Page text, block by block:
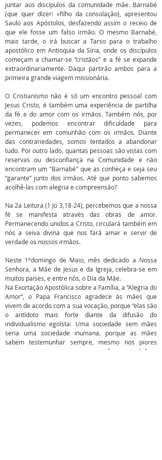
juntar aos discípulos da comunidade mãe. Barnabé
(que quer dizer: «filho da consolação), apresentou
Saulo aos Apóstolos, desfazendo assim o receio de
que ele fosse um falso irmão. O mesmo Barnabé,
mais tarde, o irá buscar a Tarso para o trabalho
apostólico em Antioquia da Síria, onde os discípulos
começam a chamar-se “cristãos” e a fé se expande
extraordinariamente. Daqui partirão ambos para a
primeira grande viagem missionária.
O Cristianismo não é só um encontro pessoal com
Jesus Cristo, é também uma experiência de partilha
da fé e do amor com os irmãos. Também nós, por
vezes, podemos encontrar dificuldade para
permanecer em comunhão com os irmãos. Diante
das contrariedades, somos tentados a abandonar
tudo. Por outro lado, quantas pessoas são vistas com
reservas ou desconfiança na Comunidade e não
encontram um "Barnabé" que as conheça e seja seu
“garante” junto dos irmãos. Até que ponto sabemos
acolhê-las com alegria e compreensão?
Na 2a Leitura (1 Jo 3,18-24), percebemos que a nossa
fé se manifesta através das obras de amor.
Permanecendo unidos a Cristo, circulará também em
nós a seiva divina que nos fará amar e servir de
verdade os nossos irmãos.
Neste 1ºdomingo de Maio, mês dedicado a Nossa
Senhora, a Mãe de Jesus e da Igreja, celebra-se em
muitos países, e entre nós, o Dia da Mãe.
Na Exortação Apostólica sobre a Família, a “Alegria do
Amor”, o Papa Francisco agradece às mães que
vivem de acordo com a sua vocação, porque “elas são
o antídoto mais forte diante da difusão do
individualismo egoísta: Uma sociedade sem mães
seria uma sociedade inumana, porque as mães
sabem testemunhar sempre, mesmo nos piores
momentos, a ternura, a entrega, a força moral. Sem